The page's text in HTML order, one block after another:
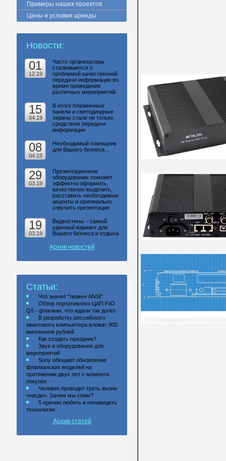
Примеры наших проектов
Цены и условия аренды
Новости:
01
12.19
Часто организаторы
сталкиваются с
проблемой качественной
передачи информации во
время проведения
различных мероприятий.
15
04.19
В итоге плазменные
панели и светодиодные
экраны стали не только
средством передачи
информации
08
04.19
Необходимый помощник
для Вашего бизнеса...
29
03.19
Презентационное
оборудование поможет
эффектно оформить,
качественно выделить,
расставить необходимые
акценты и оригинально
озвучить презентации
19
03.19
Видеостены – самый
удачный вариант для
Вашего бизнеса и отдыха
Архив новостей
Статьи:
Что значит "люмен ANSI"
Обзор портативного ЦАП FiiO
Q5 - флагман, что ждали так долго
В разработку российского
квантового компьютера вложат 900
миллионов рублей
Как создать праздник?
Звук и оборудование для
мероприятий
Sony обещает обновление
флагманских моделей на
протяжении двух лет с момента
покупки
Человек проводит треть жизни
«нигде». Зачем мы спим?
5 причин любить и ненавидеть
технологии
Архив статей